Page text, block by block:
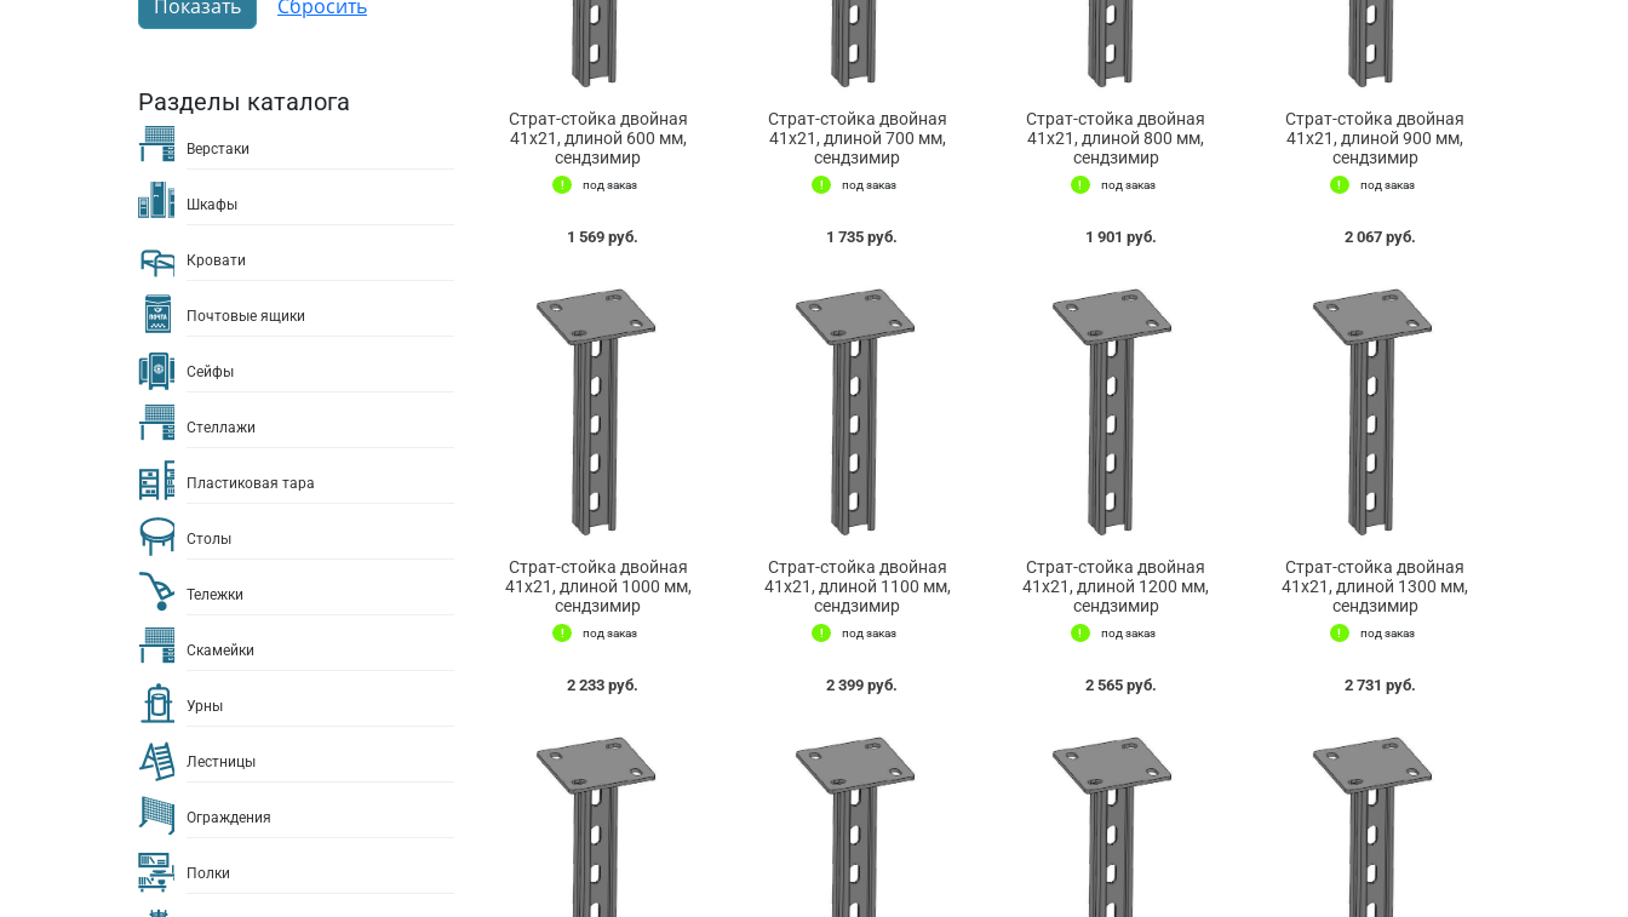
Разделы каталога
Верстаки
Шкафы
Кровати
Почтовые ящики
Сейфы
Стеллажи
Пластиковая тара
Столы
Тележки
Скамейки
Урны
Лестницы
Ограждения
Полки
Страт-стойка двойная
41х21, длиной 600 мм,
сендзимир
под заказ
1 569 руб.
Страт-стойка двойная
41х21, длиной 700 мм,
сендзимир
под заказ
1 735 руб.
Страт-стойка двойная
41х21, длиной 800 мм,
сендзимир
под заказ
1 901 руб.
Страт-стойка двойная
41х21, длиной 900 мм,
сендзимир
под заказ
2 067 руб.
Страт-стойка двойная
41х21, длиной 1000 мм,
сендзимир
под заказ
2 233 руб.
Страт-стойка двойная
41х21, длиной 1100 мм,
сендзимир
под заказ
2 399 руб.
Страт-стойка двойная
41х21, длиной 1200 мм,
сендзимир
под заказ
2 565 руб.
Страт-стойка двойная
41х21, длиной 1300 мм,
сендзимир
под заказ
2 731 руб.